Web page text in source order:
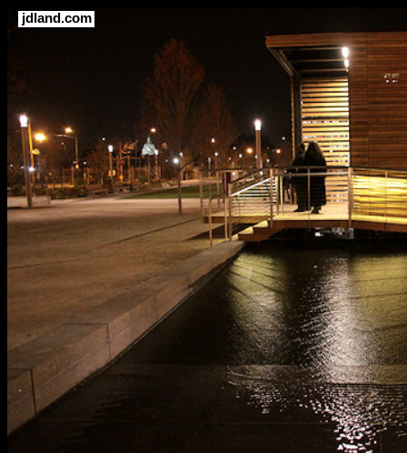
jdland.com